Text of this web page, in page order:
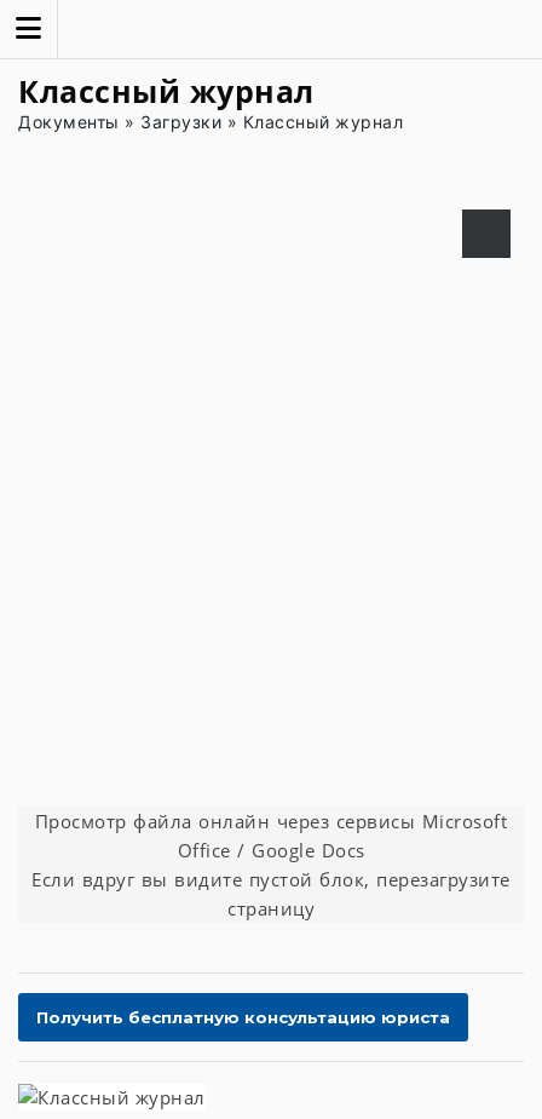
Классный журнал
Документы » Загрузки » Классный журнал
Просмотр файла онлайн через сервисы Microsoft
Office / Google Docs
Если вдруг вы видите пустой блок, перезагрузите
страницу